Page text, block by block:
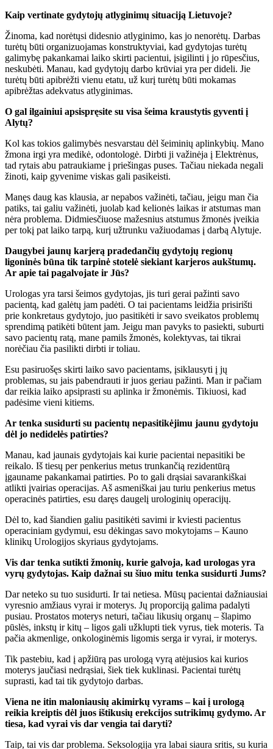
Kaip vertinate gydytojų atlyginimų situaciją Lietuvoje?
Žinoma, kad norėtųsi didesnio atlyginimo, kas jo nenorėtų. Darbas
turėtų būti organizuojamas konstruktyviai, kad gydytojas turėtų
galimybę pakankamai laiko skirti pacientui, įsigilinti į jo rūpesčius,
neskubėti. Manau, kad gydytojų darbo krūviai yra per dideli. Jie
turėtų būti apibrėžti vienu etatu, už kurį turėtų būti mokamas
apibrėžtas adekvatus atlyginimas.
O gal ilgainiui apsispręsite su visa šeima kraustytis gyventi į
Alytų?
Kol kas tokios galimybės nesvarstau dėl šeiminių aplinkybių. Mano
žmona irgi yra medikė, odontologė. Dirbti ji važinėja į Elektrėnus,
tad rytais abu patraukiame į priešingas puses. Tačiau niekada negali
žinoti, kaip gyvenime viskas gali pasikeisti.
Manęs daug kas klausia, ar nepabos važinėti, tačiau, jeigu man čia
patiks, tai galiu važinėti, juolab kad kelionės laikas ir atstumas man
nėra problema. Didmiesčiuose mažesnius atstumus žmonės įveikia
per tokį pat laiko tarpą, kurį užtrunku važiuodamas į darbą Alytuje.
Daugybei jaunų karjerą pradedančių gydytojų regionų
ligoninės būna tik tarpinė stotelė siekiant karjeros aukštumų.
Ar apie tai pagalvojate ir Jūs?
Urologas yra tarsi šeimos gydytojas, jis turi gerai pažinti savo
pacientą, kad galėtų jam padėti. O tai pacientams leidžia prisirišti
prie konkretaus gydytojo, juo pasitikėti ir savo sveikatos problemų
sprendimą patikėti būtent jam. Jeigu man pavyks to pasiekti, suburti
savo pacientų ratą, mane pamils žmonės, kolektyvas, tai tikrai
norėčiau čia pasilikti dirbti ir toliau.
Esu pasiruošęs skirti laiko savo pacientams, įsiklausyti į jų
problemas, su jais pabendrauti ir juos geriau pažinti. Man ir pačiam
dar reikia laiko apsiprasti su aplinka ir žmonėmis. Tikiuosi, kad
padėsime vieni kitiems.
Ar tenka susidurti su pacientų nepasitikėjimu jaunu gydytoju
dėl jo nedidelės patirties?
Manau, kad jaunais gydytojais kai kurie pacientai nepasitiki be
reikalo. Iš tiesų per penkerius metus trunkančią rezidentūrą
įgauname pakankamai patirties. Po to gali drąsiai savarankiškai
atlikti įvairias operacijas. Aš asmeniškai jau turiu penkerius metus
operacinės patirties, esu daręs daugelį urologinių operacijų.
Dėl to, kad šiandien galiu pasitikėti savimi ir kviesti pacientus
operaciniam gydymui, esu dėkingas savo mokytojams – Kauno
klinikų Urologijos skyriaus gydytojams.
Vis dar tenka sutikti žmonių, kurie galvoja, kad urologas yra
vyrų gydytojas. Kaip dažnai su šiuo mitu tenka susidurti Jums?
Dar neteko su tuo susidurti. Ir tai netiesa. Mūsų pacientai dažniausiai
vyresnio amžiaus vyrai ir moterys. Jų proporciją galima padalyti
pusiau. Prostatos moterys neturi, tačiau likusių organų – šlapimo
pūslės, inkstų ir kitų – ligos gali užklupti tiek vyrus, tiek moteris. Ta
pačia akmenlige, onkologinėmis ligomis serga ir vyrai, ir moterys.
Tik pastebiu, kad į apžiūrą pas urologą vyrą atėjusios kai kurios
moterys jaučiasi nedrąsiai, šiek tiek kuklinasi. Pacientai turėtų
suprasti, kad tai tik gydytojo darbas.
Viena ne itin maloniausių akimirkų vyrams – kai į urologą
reikia kreiptis dėl juos ištikusių erekcijos sutrikimų gydymo. Ar
tiesa, kad vyrai vis dar vengia tai daryti?
Taip, tai vis dar problema. Seksologija yra labai siaura sritis, su kuria